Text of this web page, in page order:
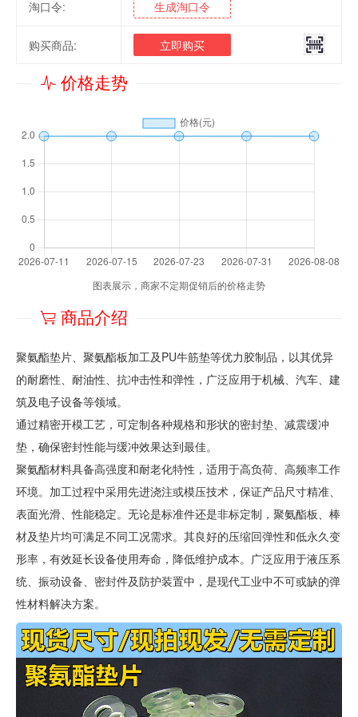
淘口令: 生成淘口令
购买商品: 立即购买
价格走势
图表展示，商家不定期促销后的价格走势
商品介绍
聚氨酯垫片、聚氨酯板加工及PU牛筋垫等优力胶制品，以其优异
的耐磨性、耐油性、抗冲击性和弹性，广泛应用于机械、汽车、建
筑及电子设备等领域。
通过精密开模工艺，可定制各种规格和形状的密封垫、减震缓冲
垫，确保密封性能与缓冲效果达到最佳。
聚氨酯材料具备高强度和耐老化特性，适用于高负荷、高频率工作
环境。加工过程中采用先进浇注或模压技术，保证产品尺寸精准、
表面光滑、性能稳定。无论是标准件还是非标定制，聚氨酯板、棒
材及垫片均可满足不同工况需求。其良好的压缩回弹性和低永久变
形率，有效延长设备使用寿命，降低维护成本。广泛应用于液压系
统、振动设备、密封件及防护装置中，是现代工业中不可或缺的弹
性材料解决方案。